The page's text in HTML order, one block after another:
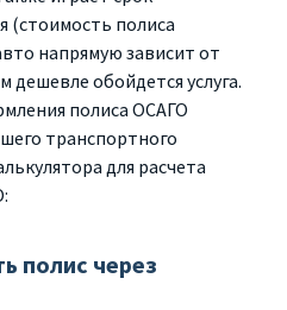
(стоимость полиса
напрямую зависит от
дешевле обойдется услуга.
полиса ОСАГО
транспортного
для расчета
полис через